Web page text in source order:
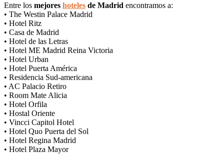
Entre los mejores hoteles de Madrid encontramos a:
• The Westin Palace Madrid
• Hotel Ritz
• Casa de Madrid
• Hotel de las Letras
• Hotel ME Madrid Reina Victoria
• Hotel Urban
• Hotel Puerta América
• Residencia Sud-americana
• AC Palacio Retiro
• Room Mate Alicia
• Hotel Orfila
• Hostal Oriente
• Vincci Capitol Hotel
• Hotel Quo Puerta del Sol
• Hotel Regina Madrid
• Hotel Plaza Mayor